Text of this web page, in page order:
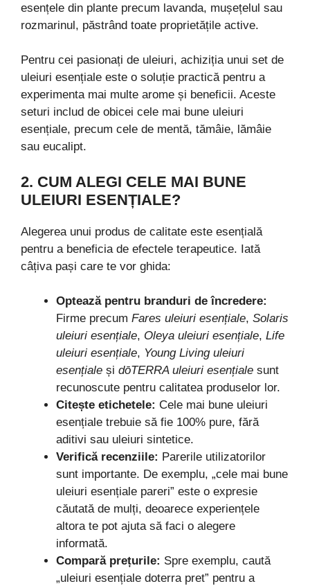
esențele din plante precum lavanda, mușețelul sau
rozmarinul, păstrând toate proprietățile active.
Pentru cei pasionați de uleiuri, achiziția unui set de
uleiuri esențiale este o soluție practică pentru a
experimenta mai multe arome și beneficii. Aceste
seturi includ de obicei cele mai bune uleiuri
esențiale, precum cele de mentă, tămâie, lămâie
sau eucalipt.
2. CUM ALEGI CELE MAI BUNE
ULEIURI ESENȚIALE?
Alegerea unui produs de calitate este esențială
pentru a beneficia de efectele terapeutice. Iată
câțiva pași care te vor ghida:
Optează pentru branduri de încredere:
Firme precum Fares uleiuri esențiale, Solaris
uleiuri esențiale, Oleya uleiuri esențiale, Life
uleiuri esențiale, Young Living uleiuri
esențiale și dōTERRA uleiuri esențiale sunt
recunoscute pentru calitatea produselor lor.
Citește etichetele: Cele mai bune uleiuri
esențiale trebuie să fie 100% pure, fără
aditivi sau uleiuri sintetice.
Verifică recenziile: Parerile utilizatorilor
sunt importante. De exemplu, „cele mai bune
uleiuri esențiale pareri” este o expresie
căutată de mulți, deoarece experiențele
altora te pot ajuta să faci o alegere
informată.
Compară prețurile: Spre exemplu, caută
„uleiuri esențiale doterra pret” pentru a